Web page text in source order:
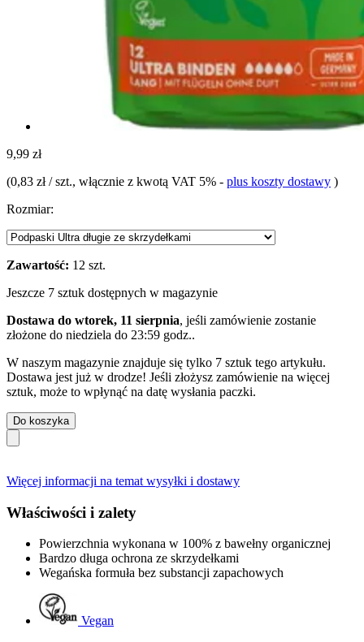
9,99 zł
(0,83 zł / szt., włącznie z kwotą VAT 5% - plus koszty dostawy )
Rozmiar:
Zawartość: 12 szt.
Jeszcze 7 sztuk dostępnych w magazynie
Dostawa do wtorek, 11 sierpnia, jeśli zamówienie zostanie
złożone do niedziela do 23:59 godz..
W naszym magazynie znajduje się tylko 7 sztuk tego artykułu.
Dostawa jest już w drodze! Jeśli złożysz zamówienie na więcej
sztuk, może to wpłynąć na datę wysłania paczki.
Do koszyka
Więcej informacji na temat wysyłki i dostawy
Właściwości i zalety
Powierzchnia wykonana w 100% z bawełny organicznej
Bardzo długa ochrona ze skrzydełkami
Wegańska formuła bez substancji zapachowych
Vegan